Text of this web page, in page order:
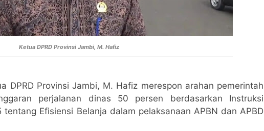
Ketua DPRD Provinsi Jambi, M. Hafiz
DPRD Provinsi Jambi, M. Hafiz merespon arahan pemerintah
perjalanan dinas 50 persen berdasarkan Instruksi
Efisiensi Belanja dalam pelaksanaan APBN dan APBD